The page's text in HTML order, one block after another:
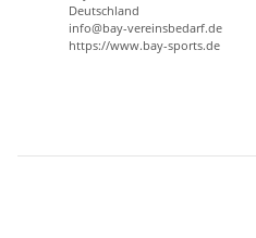
Deutschland
info@bay-vereinsbedarf.de
https://www.bay-sports.de